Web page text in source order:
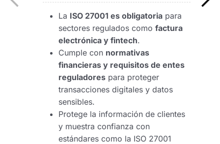
La ISO 27001 es obligatoria para
sectores regulados como factura
electrónica y fintech.
Cumple con normativas
financieras y requisitos de entes
reguladores para proteger
transacciones digitales y datos
sensibles.
Protege la información de clientes
y muestra confianza con
estándares como la ISO 27001
Protege datos de pacientes y
cumple con normativas de
protección de información en el
sector salud.
Implementa controles de acceso y
seguridad para prevenir filtraciones
de información médica.
Asegura escalabilidad con
infraestructuras seguras en la
nube.
Previene fugas de información y
protegeAPI y plataformas
digitalesmediante controles de
seguridad.
Da confianza a inversionistas y
procesos comerciales con clientes
Cumple con compliance y
normativas locales e